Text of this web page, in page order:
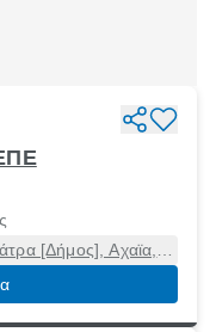
[Δήμος], Αχαϊα,